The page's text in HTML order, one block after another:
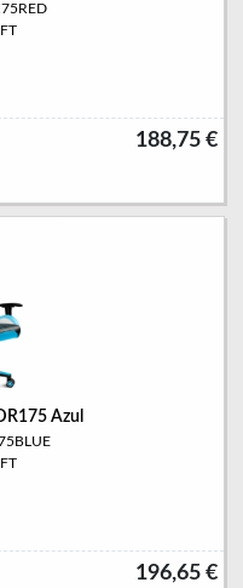
188,75 €
Azul
196,65 €